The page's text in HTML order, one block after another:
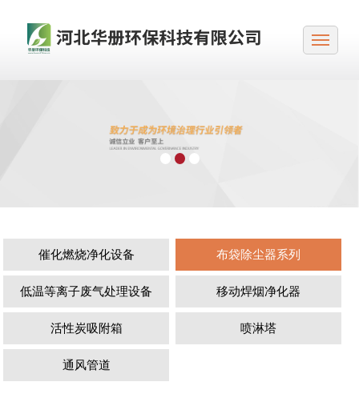
催化燃烧净化设备 布袋除尘器系列
低温等离子废气处理设备 移动焊烟净化器
活性炭吸附箱 喷淋塔
通风管道